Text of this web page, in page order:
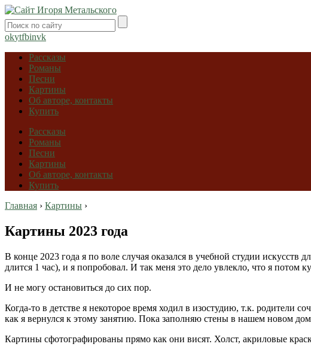
okytfbinvk
Рассказы
Романы
Песни
Картины
Об авторе, контакты
Купить
Рассказы
Романы
Песни
Картины
Об авторе, контакты
Купить
Главная › Картины ›
Картины 2023 года
В конце 2023 года я по воле случая оказался в учебной студии искусств
длится 1 час), и я попробовал. И так меня это дело увлекло, что я
И не могу остановиться до сих пор.
Когда-то в детстве я некоторое время ходил в изостудию, т.к.
как я вернулся к этому занятию. Пока заполняю стены в нашем новом
Картины сфотографированы прямо как они висят. Холст, акриловые